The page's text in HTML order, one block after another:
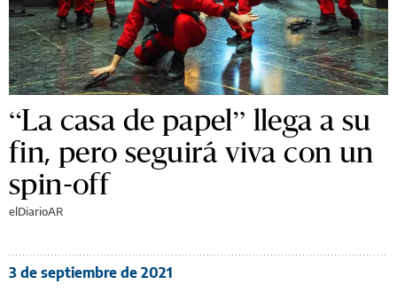
“La casa de papel” llega a su
fin, pero seguirá viva con un
spin-off
elDiarioAR
3 de septiembre de 2021